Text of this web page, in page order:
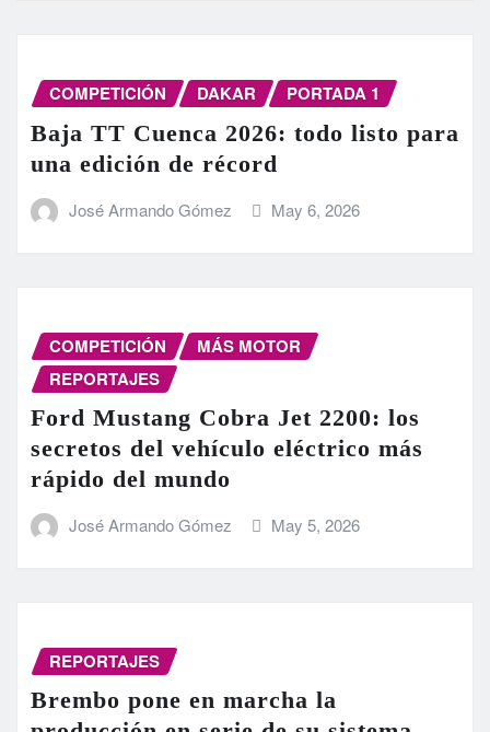
COMPETICIÓN DAKAR PORTADA 1
Baja TT Cuenca 2026: todo listo para
una edición de récord
José Armando Gómez May 6, 2026
COMPETICIÓN
MÁS MOTOR
REPORTAJES
Ford Mustang Cobra Jet 2200: los
secretos del vehículo eléctrico más
rápido del mundo
José Armando Gómez May 5, 2026
REPORTAJES
Brembo pone en marcha la